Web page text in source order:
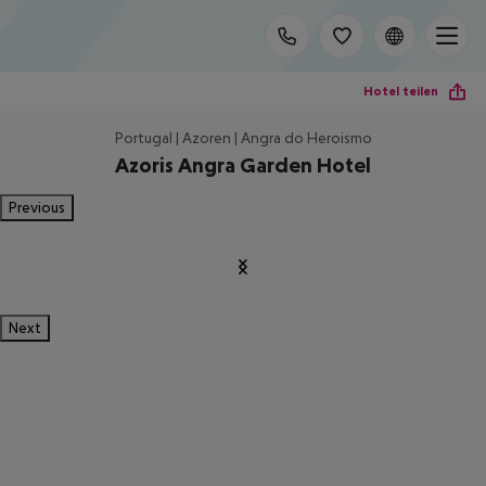
Hotel teilen
Portugal | Azoren | Angra do Heroismo
Azoris Angra Garden Hotel
Previous
Next